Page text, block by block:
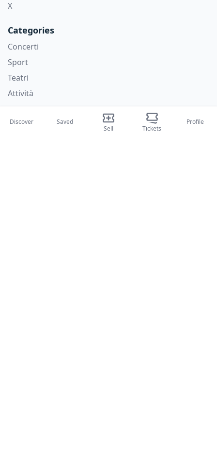
X
Categories
Concerti
Sport
Teatri
Attività
About Us
Discover
Saved
Sell
Tickets
Profile